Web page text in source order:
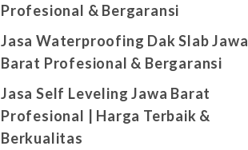
Profesional & Bergaransi
Jasa Waterproofing Dak Slab Jawa
Barat Profesional & Bergaransi
Jasa Self Leveling Jawa Barat
Profesional | Harga Terbaik &
Berkualitas